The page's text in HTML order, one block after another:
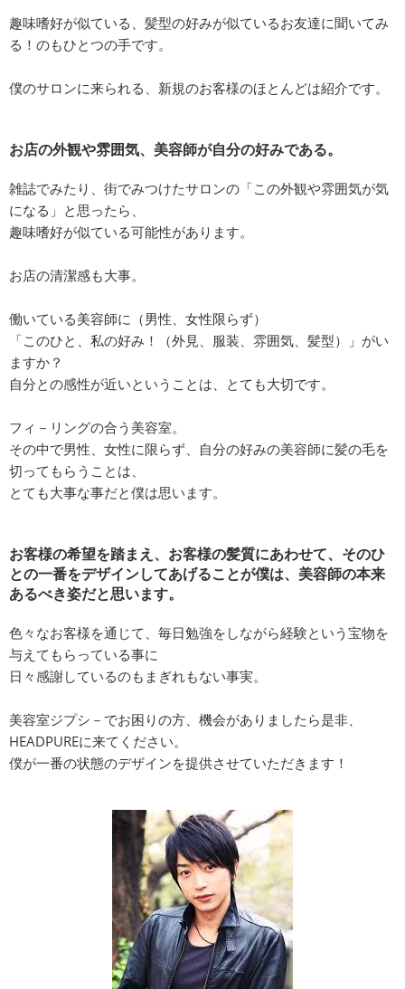
趣味嗜好が似ている、髪型の好みが似ているお友達に聞いてみ
る！のもひとつの手です。
僕のサロンに来られる、新規のお客様のほとんどは紹介です。
お店の外観や雰囲気、美容師が自分の好みである。
雑誌でみたり、街でみつけたサロンの「この外観や雰囲気が気
になる」と思ったら、
趣味嗜好が似ている可能性があります。
お店の清潔感も大事。
働いている美容師に（男性、女性限らず）
「このひと、私の好み！（外見、服装、雰囲気、髪型）」がい
ますか？
自分との感性が近いということは、とても大切です。
フィ－リングの合う美容室。
その中で男性、女性に限らず、自分の好みの美容師に髪の毛を
切ってもらうことは、
とても大事な事だと僕は思います。
お客様の希望を踏まえ、お客様の髪質にあわせて、そのひ
との一番をデザインしてあげることが僕は、美容師の本来
あるべき姿だと思います。
色々なお客様を通じて、毎日勉強をしながら経験という宝物を
与えてもらっている事に
日々感謝しているのもまぎれもない事実。
美容室ジプシ－でお困りの方、機会がありましたら是非、
HEADPUREに来てください。
僕が一番の状態のデザインを提供させていただきます！